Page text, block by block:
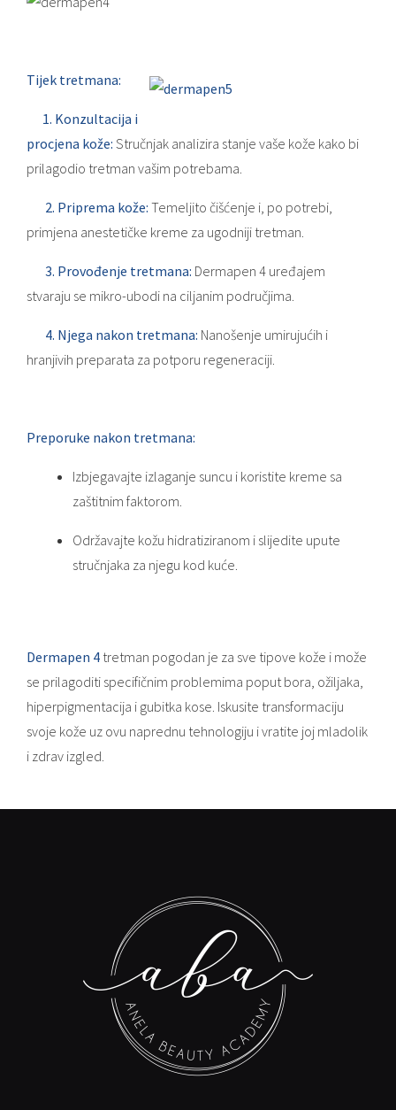
Tijek tretmana:
1. Konzultacija i
procjena kože: Stručnjak analizira stanje vaše kože kako bi
prilagodio tretman vašim potrebama.
2. Priprema kože: Temeljito čišćenje i, po potrebi,
primjena anestetičke kreme za ugodniji tretman.
3. Provođenje tretmana: Dermapen 4 uređajem
stvaraju se mikro-ubodi na ciljanim područjima.
4. Njega nakon tretmana: Nanošenje umirujućih i
hranjivih preparata za potporu regeneraciji.
Preporuke nakon tretmana:
Izbjegavajte izlaganje suncu i koristite kreme sa
zaštitnim faktorom.
Održavajte kožu hidratiziranom i slijedite upute
stručnjaka za njegu kod kuće.
Dermapen 4 tretman pogodan je za sve tipove kože i može
se prilagoditi specifičnim problemima poput bora, ožiljaka,
hiperpigmentacija i gubitka kose. Iskusite transformaciju
svoje kože uz ovu naprednu tehnologiju i vratite joj mladolik
i zdrav izgled.